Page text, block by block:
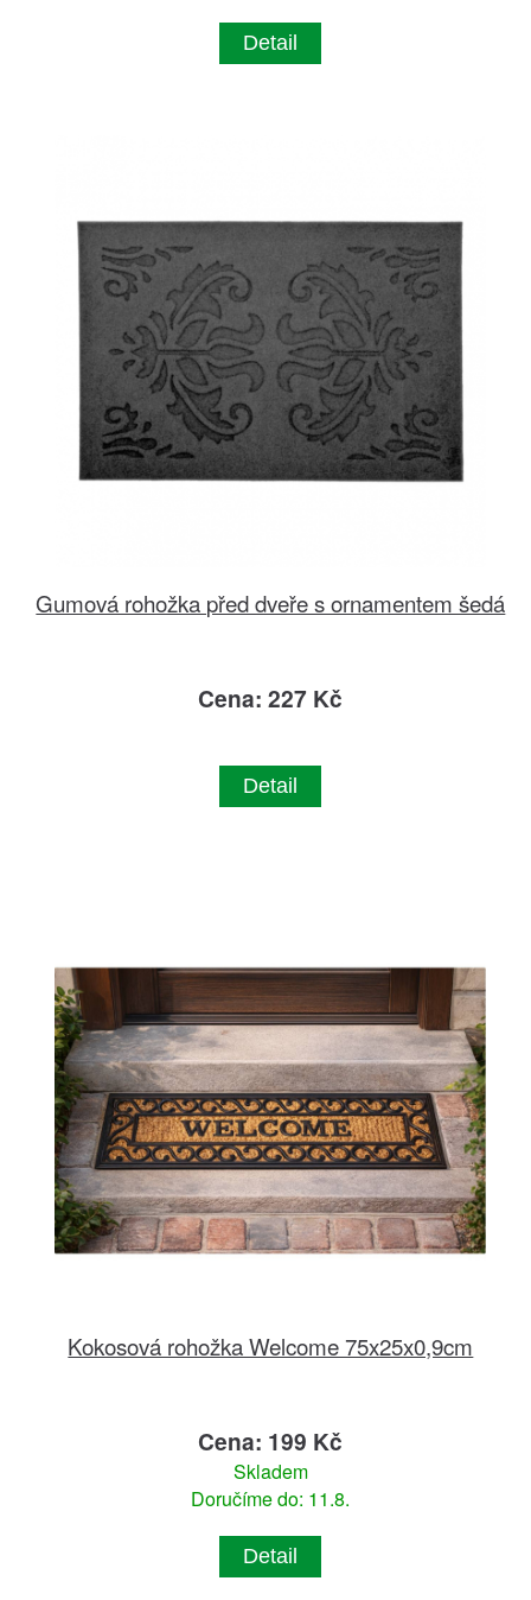
Detail
Gumová rohožka před dveře s ornamentem šedá
Cena: 227 Kč
Detail
Kokosová rohožka Welcome 75x25x0,9cm
Cena: 199 Kč
Skladem
Doručíme do: 11.8.
Detail